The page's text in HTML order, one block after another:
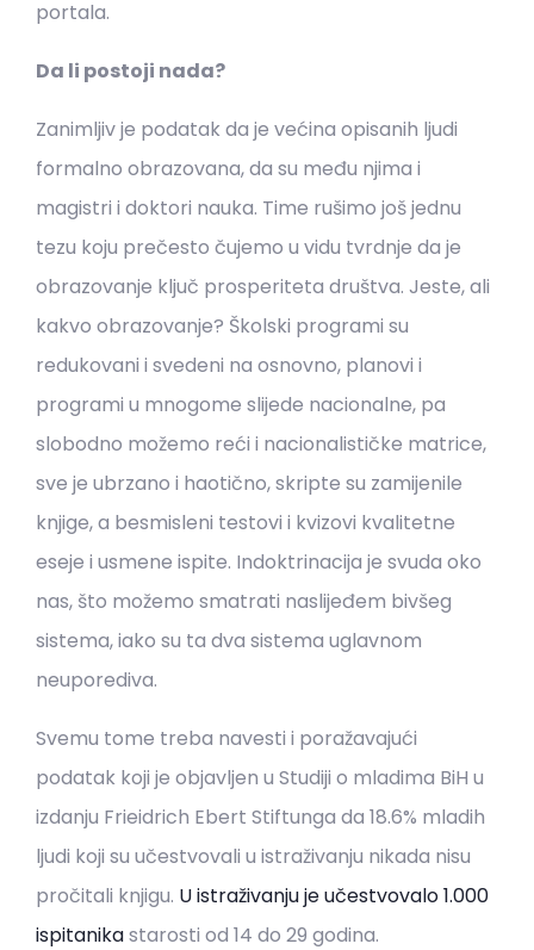
portala.
Da li postoji nada?
Zanimljiv je podatak da je većina opisanih ljudi
formalno obrazovana, da su među njima i
magistri i doktori nauka. Time rušimo još jednu
tezu koju prečesto čujemo u vidu tvrdnje da je
obrazovanje ključ prosperiteta društva. Jeste, ali
kakvo obrazovanje? Školski programi su
redukovani i svedeni na osnovno, planovi i
programi u mnogome slijede nacionalne, pa
slobodno možemo reći i nacionalističke matrice,
sve je ubrzano i haotično, skripte su zamijenile
knjige, a besmisleni testovi i kvizovi kvalitetne
eseje i usmene ispite. Indoktrinacija je svuda oko
nas, što možemo smatrati naslijeđem bivšeg
sistema, iako su ta dva sistema uglavnom
neuporediva.
Svemu tome treba navesti i poražavajući
podatak koji je objavljen u Studiji o mladima BiH u
izdanju Frieidrich Ebert Stiftunga da 18.6% mladih
ljudi koji su učestvovali u istraživanju nikada nisu
pročitali knjigu. U istraživanju je učestvovalo 1.000
ispitanikastarosti od 14 do 29 godina.